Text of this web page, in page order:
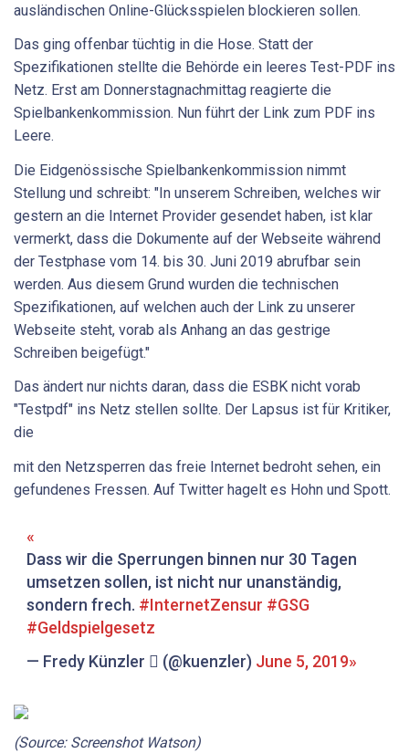
ausländischen Online-Glücksspielen blockieren sollen.
Das ging offenbar tüchtig in die Hose. Statt der
Spezifikationen stellte die Behörde ein leeres Test-PDF ins
Netz. Erst am Donnerstagnachmittag reagierte die
Spielbankenkommission. Nun führt der Link zum PDF ins
Leere.
Die Eidgenössische Spielbankenkommission nimmt
Stellung und schreibt: "In unserem Schreiben, welches wir
gestern an die Internet Provider gesendet haben, ist klar
vermerkt, dass die Dokumente auf der Webseite während
der Testphase vom 14. bis 30. Juni 2019 abrufbar sein
werden. Aus diesem Grund wurden die technischen
Spezifikationen, auf welchen auch der Link zu unserer
Webseite steht, vorab als Anhang an das gestrige
Schreiben beigefügt."
Das ändert nur nichts daran, dass die ESBK nicht vorab
"Testpdf" ins Netz stellen sollte. Der Lapsus ist für Kritiker,
die
mit den Netzsperren das freie Internet bedroht sehen, ein
gefundenes Fressen. Auf Twitter hagelt es Hohn und Spott.
Dass wir die Sperrungen binnen nur 30 Tagen
umsetzen sollen, ist nicht nur unanständig,
sondern frech. #InternetZensur #GSG
#Geldspielgesetz
— Fredy Künzler  (@kuenzler) June 5, 2019
(Source: Screenshot Watson)